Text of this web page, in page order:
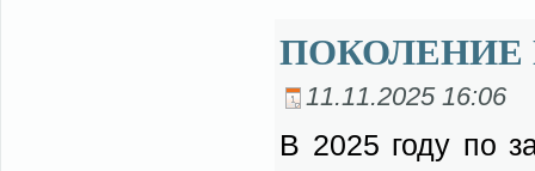
ПОКОЛЕНИЕ
11.11.2025 16:06
В 2025 го­ду по